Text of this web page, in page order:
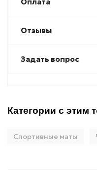
Отзывы
Задать вопрос
Категории с этим
Спортивные маты